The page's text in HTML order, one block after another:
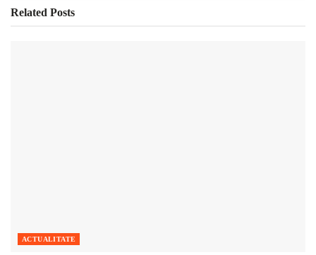
Related Posts
ACTUALITATE